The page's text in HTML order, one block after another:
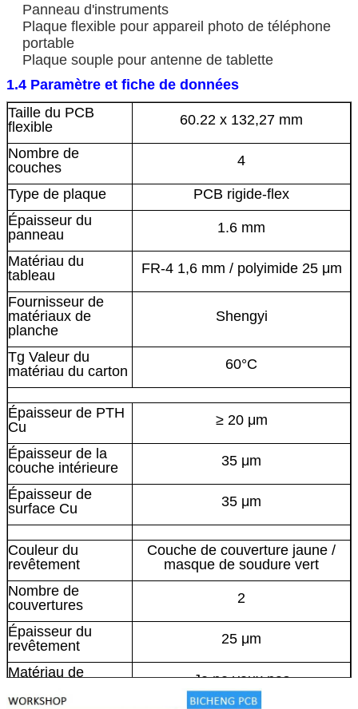
Panneau d'instruments
Plaque flexible pour appareil photo de téléphone
portable
Plaque souple pour antenne de tablette
1.4 Paramètre et fiche de données
Taille du PCB
flexible
60.22 x 132,27 mm
Nombre de
couches
4
Type de plaque
PCB rigide-flex
Épaisseur du
panneau
1.6 mm
Matériau du
tableau
FR-4 1,6 mm / polyimide 25 μm
Fournisseur de
matériaux de
planche
Shengyi
Tg Valeur du
matériau du carton
60°C
Épaisseur de PTH
Cu
≥ 20 μm
Épaisseur de la
couche intérieure
35 μm
Épaisseur de
surface Cu
35 μm
Couleur du
revêtement
Couche de couverture jaune /
masque de soudure vert
Nombre de
couvertures
2
Épaisseur du
revêtement
25 μm
Matériau de
Je ne veux pas